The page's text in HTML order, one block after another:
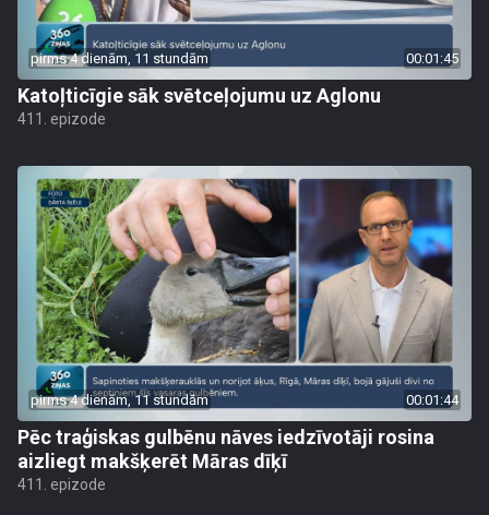
pirms 4 dienām, 11 stundām 00:01:45
Katoļticīgie sāk svētceļojumu uz Aglonu
411. epizode
pirms 4 dienām, 11 stundām 00:01:44
Pēc traģiskas gulbēnu nāves iedzīvotāji rosina
aizliegt makšķerēt Māras dīķī
411. epizode